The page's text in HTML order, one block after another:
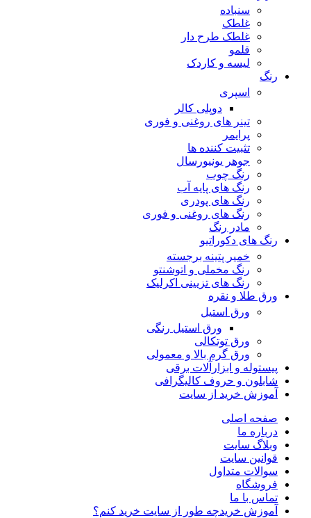
سنباده
غلطک
غلطک طرح دار
قلمو
لیسه و کاردک
رنگ
اسپری
دوپلی کالر
تینر های روغنی و فوری
پرایمر
تثبیت کننده ها
جوهر یونیورسال
رنگ چوب
رنگ‌ های پایه آب
رنگ های پودری
رنگ‌ های روغنی و فوری
مادر رنگ
رنگ های دکوراتیو
خمیر پتینه برجسته
رنگ مخملی و اتوشنتو
رنگ های تزیینی اکرلیک
ورق طلا و نقره
ورق استیل
ورق استیل رنگی
ورق توتکالی
ورق گرم بالا و معمولی
پیستوله و ابزارآلات برقی
شابلون و حروف کالیگرافی
آموزش خرید از سایت
صفحه اصلی
درباره ما
وبلاگ سایت
قوانین سایت
سوالات متداول
فروشگاه
تماس با ما
آموزش خریدچه طور از سایت خرید کنم؟